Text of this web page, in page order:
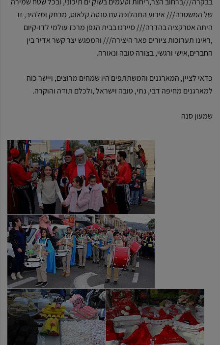
של המשטרה/// אירוע התהלוכה עם סנטה קלאוס, מרתק ומלהיב, זו
היתה אטרקציה בהדרה/// סיירנו בבית הגפן מרכז עולמי לדו-קיום
,ראינו תערוכות ציורים פאר היצירה/// והמפגש יצר קשר אדיר בין
החברים,אישי ורגשי, בצורה טובה ונאורה.
כדאי לציין, המארגנים והמשתתפים היו שמחים מרוצים, ויישר כוח
למארגנים מחיפה דבי, נתי, טובה וישראל ,ולכלם תודה והוקרה.
שמעון סנה